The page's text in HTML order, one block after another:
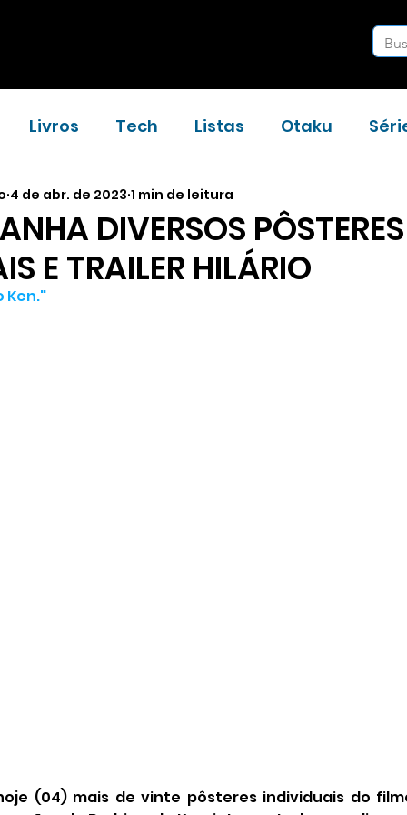
Livros Tech Listas Otaku
Resenhas Notícias Entrevistas
DIVERSOS PÔSTERES
E TRAILER HILÁRIO
4 de abr. de 2023 1 min de leitura
Ken."
(04) mais de vinte pôsteres individuais do